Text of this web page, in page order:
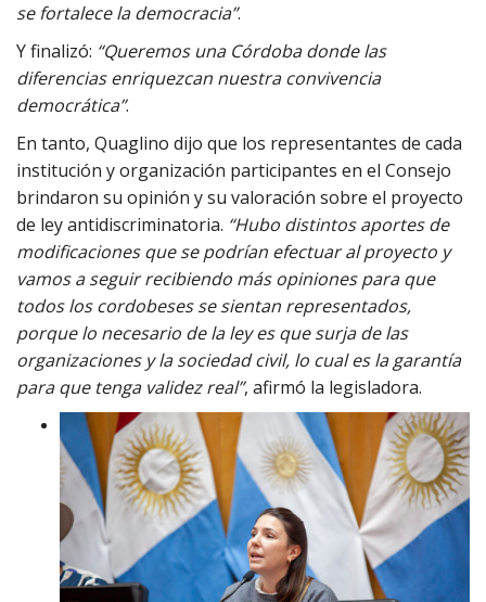
se fortalece la democracia”.
Y finalizó: “Queremos una Córdoba donde las
diferencias enriquezcan nuestra convivencia
democrática”.
En tanto, Quaglino dijo que los representantes de cada
institución y organización participantes en el Consejo
brindaron su opinión y su valoración sobre el proyecto
de ley antidiscriminatoria. “Hubo distintos aportes de
modificaciones que se podrían efectuar al proyecto y
vamos a seguir recibiendo más opiniones para que
todos los cordobeses se sientan representados,
porque lo necesario de la ley es que surja de las
organizaciones y la sociedad civil, lo cual es la garantía
para que tenga validez real”, afirmó la legisladora.